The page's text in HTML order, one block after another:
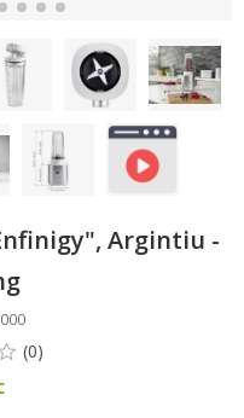
Argintiu -